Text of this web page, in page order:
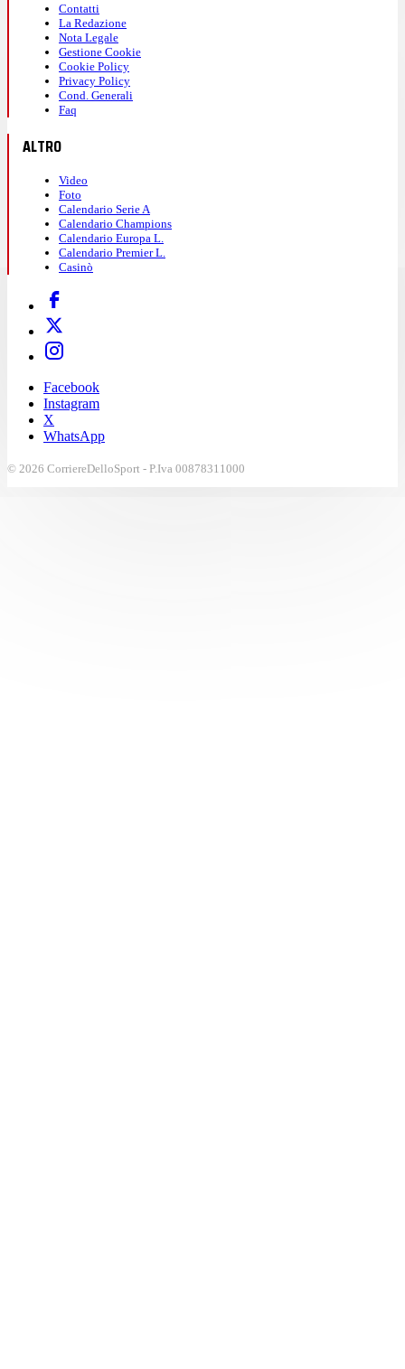
Contatti
La Redazione
Nota Legale
Gestione Cookie
Cookie Policy
Privacy Policy
Cond. Generali
Faq
ALTRO
Video
Foto
Calendario Serie A
Calendario Champions
Calendario Europa L.
Calendario Premier L.
Casinò
Facebook
Instagram
X
WhatsApp
© 2026 CorriereDelloSport - P.Iva 00878311000